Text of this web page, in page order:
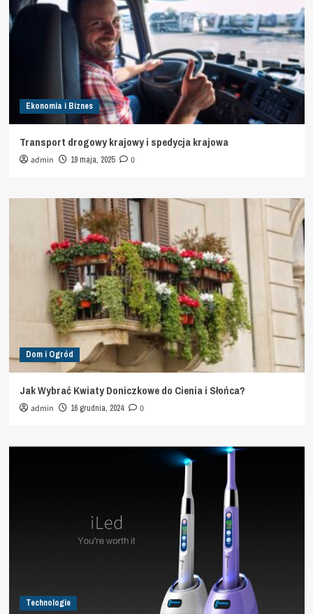
Ekonomia i Biznes
Transport drogowy krajowy i spedycja krajowa
admin 19 maja, 2025 0
Dom i Ogród
Jak Wybrać Kwiaty Doniczkowe do Cienia i Słońca?
admin 16 grudnia, 2024 0
Technologie